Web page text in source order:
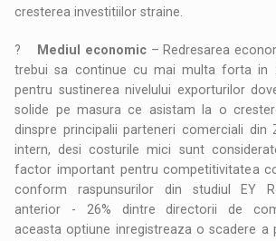
cresterea investitiilor straine.
? Mediul economic – Redresarea
trebui sa continue cu mai multa forta in
pentru sustinerea nivelului exporturilor
solide pe masura ce asistam la o
dinspre principalii parteneri comerciali din
intern, desi costurile mici sunt
factor important pentru competitivitatea
conform raspunsurilor din studiul EY
anterior - 26% dintre directorii de
aceasta optiune inregistreaza o scadere a